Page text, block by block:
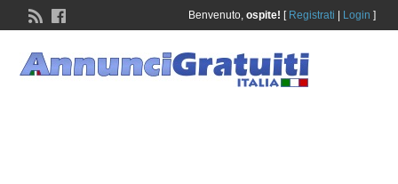
Benvenuto, ospite! [ Registrati Login ]